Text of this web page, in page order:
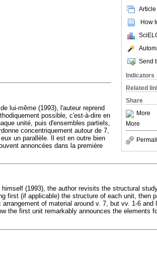
How
Send
Indicators
Related
Share
More
More
lui-même (1993), l'auteur reprend
possible, c'est-à-dire en
unité, puis d'ensembles partiels,
concentriquement autour de 7,
un parallèle. Il est en outre bien
annoncées dans la première
(1993), the author revisits the structural
first (if applicable) the structure of each unit, then
of material around v. 7, but vv. 1-6 and
the first unit remarkably announces the elements